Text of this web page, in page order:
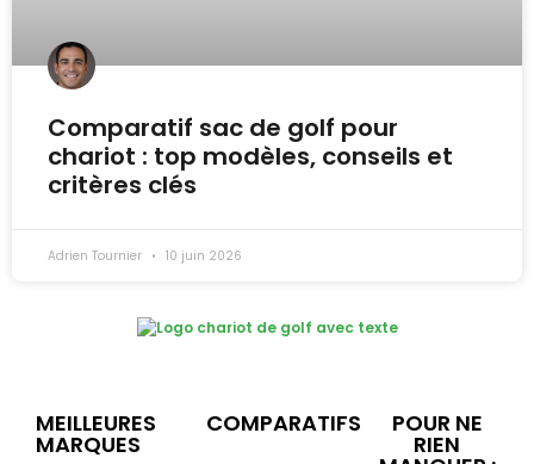
Comparatif sac de golf pour
chariot : top modèles, conseils et
critères clés
Adrien Tournier 10 juin 2026
MEILLEURES
MARQUES
COMPARATIFS POUR NE
RIEN